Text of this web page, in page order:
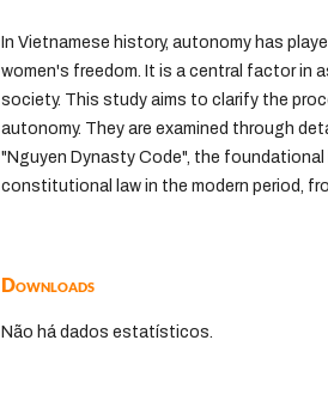
In Vietnamese history, autonomy has
women's freedom. It is a central factor in
society. This study aims to clarify the
autonomy. They are examined through
"Nguyen Dynasty Code", the
constitutional law in the modern period,
Downloads
Não há dados estatísticos.